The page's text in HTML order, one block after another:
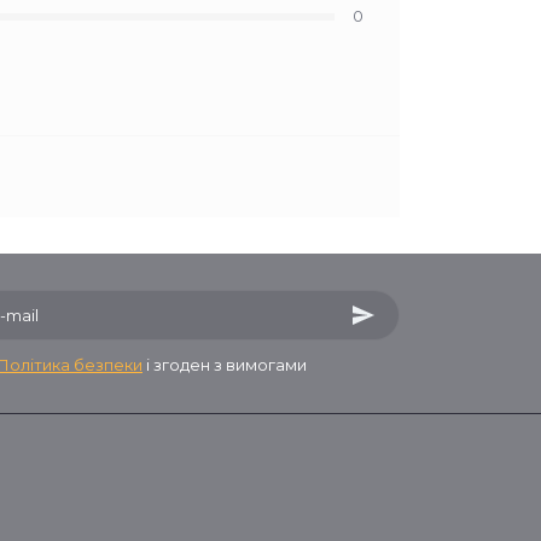
0
безпеки і згоден з вимогами